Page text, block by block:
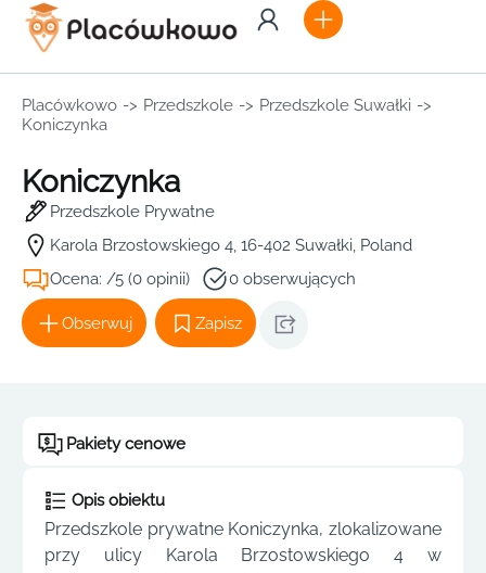
Placówkowo -> Przedszkole -> Przedszkole Suwałki ->
Koniczynka
Koniczynka
Przedszkole Prywatne
Karola Brzostowskiego 4, 16-402 Suwałki, Poland
Ocena: /5 (0 opinii)
0 obserwujących
Obserwuj Zapisz
Pakiety cenowe
Opis obiektu
Przedszkole prywatne Koniczynka, zlokalizowane
przy ulicy Karola Brzostowskiego 4 w